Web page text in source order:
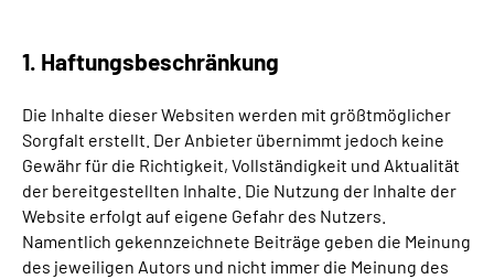
1. Haftungsbeschränkung
Die Inhalte dieser Websiten werden mit größtmöglicher
Sorgfalt erstellt. Der Anbieter übernimmt jedoch keine
Gewähr für die Richtigkeit, Vollständigkeit und Aktualität
der bereitgestellten Inhalte. Die Nutzung der Inhalte der
Website erfolgt auf eigene Gefahr des Nutzers.
Namentlich gekennzeichnete Beiträge geben die Meinung
des jeweiligen Autors und nicht immer die Meinung des